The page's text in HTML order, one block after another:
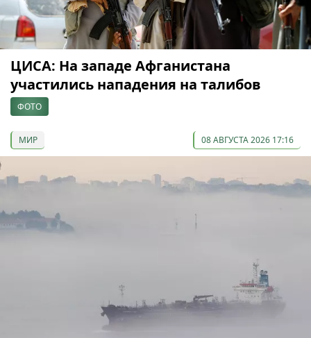
ЦИСА: На западе Афганистана
участились нападения на талибов
ФОТО
МИР 08 АВГУСТА 2026 17:16